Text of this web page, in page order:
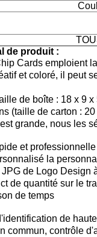
de produit :
Cards emploient
et coloré, il peut
de boîte : 18 x 9 x
(taille de carton :
grande, nous les
et professionnelle
la
de Logo Design
de quantité sur le
de temps
de
commun, contrôle